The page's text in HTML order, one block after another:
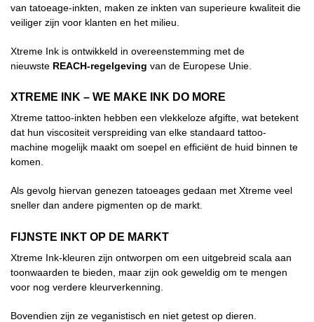
van tatoeage-inkten, maken ze inkten van superieure kwaliteit die
veiliger zijn voor klanten en het milieu.
Xtreme Ink is ontwikkeld in overeenstemming met de
nieuwste REACH-regelgeving van de Europese Unie.
XTREME INK – WE MAKE INK DO MORE
Xtreme tattoo-inkten hebben een vlekkeloze afgifte, wat betekent
dat hun viscositeit verspreiding van elke standaard tattoo-
machine mogelijk maakt om soepel en efficiënt de huid binnen te
komen.
Als gevolg hiervan genezen tatoeages gedaan met Xtreme veel
sneller dan andere pigmenten op de markt.
FIJNSTE INKT OP DE MARKT
Xtreme Ink-kleuren zijn ontworpen om een uitgebreid scala aan
toonwaarden te bieden, maar zijn ook geweldig om te mengen
voor nog verdere kleurverkenning.
Bovendien zijn ze veganistisch en niet getest op dieren.